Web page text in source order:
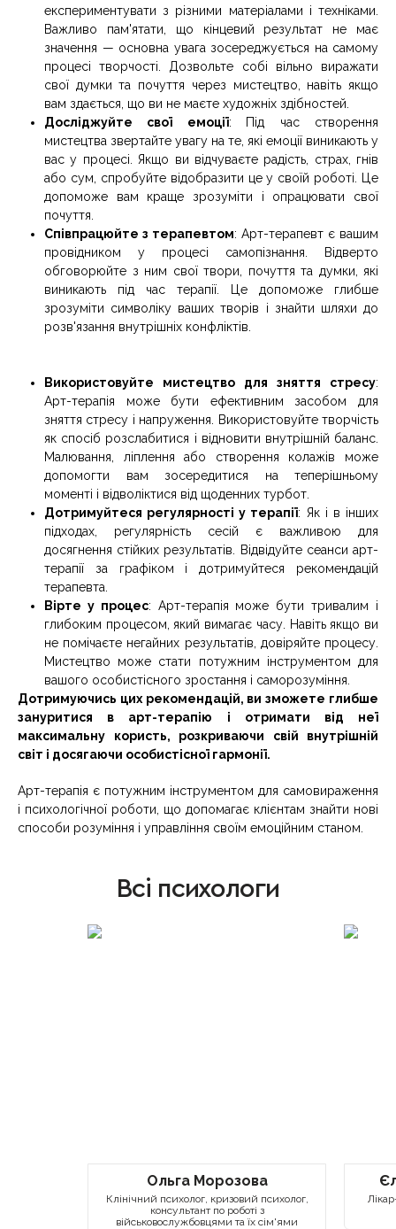
експериментувати з різними матеріалами і техніками.
Важливо пам'ятати, що кінцевий результат не має
значення — основна увага зосереджується на самому
процесі творчості. Дозвольте собі вільно виражати
свої думки та почуття через мистецтво, навіть якщо
вам здається, що ви не маєте художніх здібностей.
Досліджуйте свої емоції:
Під час створення
мистецтва звертайте увагу на те, які емоції виникають у
вас у процесі. Якщо ви відчуваєте радість, страх, гнів
або сум, спробуйте відобразити це у своїй роботі. Це
допоможе вам краще зрозуміти і опрацювати свої
почуття.
Співпрацюйте з терапевтом: Арт-терапевт є вашим
провідником у процесі самопізнання. Відверто
обговорюйте з ним свої твори, почуття та думки, які
виникають під час терапії. Це допоможе глибше
зрозуміти символіку ваших творів і знайти шляхи до
розв'язання внутрішніх конфліктів.
Використовуйте мистецтво для зняття стресу:
Арт-терапія може бути ефективним засобом для
зняття стресу і напруження. Використовуйте творчість
як спосіб розслабитися і відновити внутрішній баланс.
Малювання, ліплення або створення колажів може
допомогти вам зосередитися на теперішньому
моменті і відволіктися від щоденних турбот.
Дотримуйтеся регулярності у терапії: Як і в інших
підходах, регулярність сесій є важливою для
досягнення стійких результатів. Відвідуйте сеанси арт-
терапії за графіком і дотримуйтеся рекомендацій
терапевта.
Вірте у процес: Арт-терапія може бути тривалим і
глибоким процесом, який вимагає часу. Навіть якщо ви
не помічаєте негайних результатів, довіряйте процесу.
Мистецтво може стати потужним інструментом для
вашого особистісного зростання і саморозуміння.
Дотримуючись цих рекомендацій, ви зможете глибше
зануритися в арт-терапію і отримати від неї
максимальну користь, розкриваючи свій внутрішній
світ і досягаючи особистісної гармонії.
Арт-терапія є потужним інструментом для самовираження
і психологічної роботи, що допомагає клієнтам знайти нові
способи розуміння і управління своїм емоційним станом.
Всі психологи
Ольга Морозова
Клінічний психолог, кризовий психолог,
консультант по роботі з
військовослужбовцями та їх сім'ями